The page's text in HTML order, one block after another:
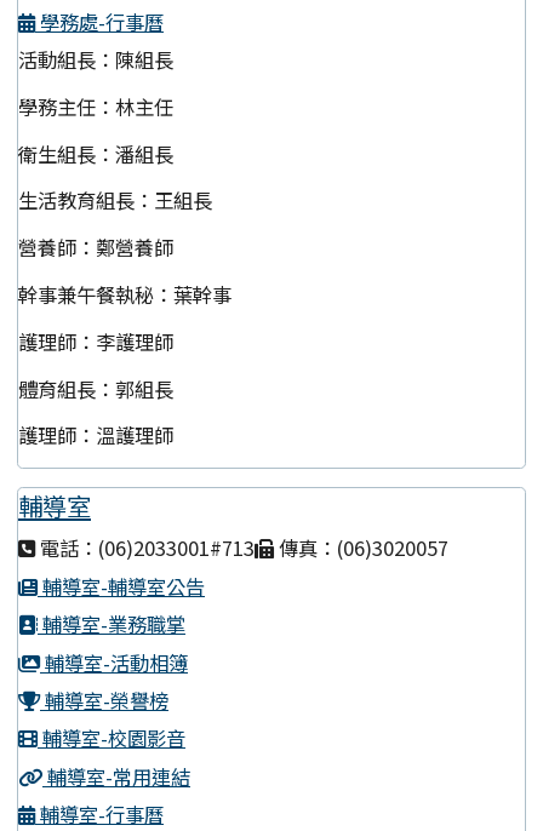
學務處-行事曆
活動組長：陳組長
學務主任：林主任
衛生組長：潘組長
生活教育組長：王組長
營養師：鄭營養師
幹事兼午餐執秘：葉幹事
護理師：李護理師
體育組長：郭組長
護理師：溫護理師
輔導室
電話：(06)2033001#713
傳真：(06)3020057
輔導室-輔導室公告
輔導室-業務職掌
輔導室-活動相簿
輔導室-榮譽榜
輔導室-校園影音
輔導室-常用連結
輔導室-行事曆